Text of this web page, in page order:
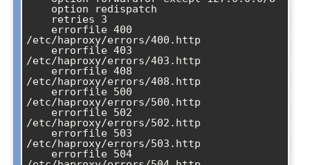
/etc/haproxy/errors/400.http
/etc/haproxy/errors/403.http
/etc/haproxy/errors/408.http
/etc/haproxy/errors/500.http
/etc/haproxy/errors/502.http
/etc/haproxy/errors/503.http